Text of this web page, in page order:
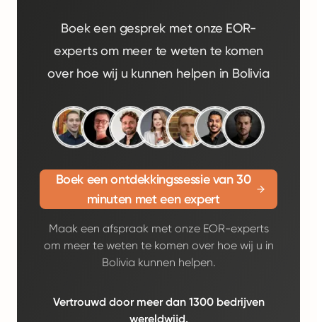
Boek een gesprek met onze EOR-
experts om meer te weten te komen
over hoe wij u kunnen helpen in Bolivia
Boek een ontdekkingssessie van 30
minuten met een expert
Maak een afspraak met onze EOR-experts
om meer te weten te komen over hoe wij u in
Bolivia kunnen helpen.
Vertrouwd door meer dan 1300 bedrijven
wereldwijd.